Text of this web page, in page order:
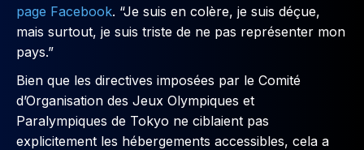
page Facebook. “Je suis en colère, je suis déçue,
mais surtout, je suis triste de ne pas représenter mon
pays.”
Bien que les directives imposées par le Comité
d’Organisation des Jeux Olympiques et
Paralympiques de Tokyo ne ciblaient pas
explicitement les hébergements accessibles, cela a